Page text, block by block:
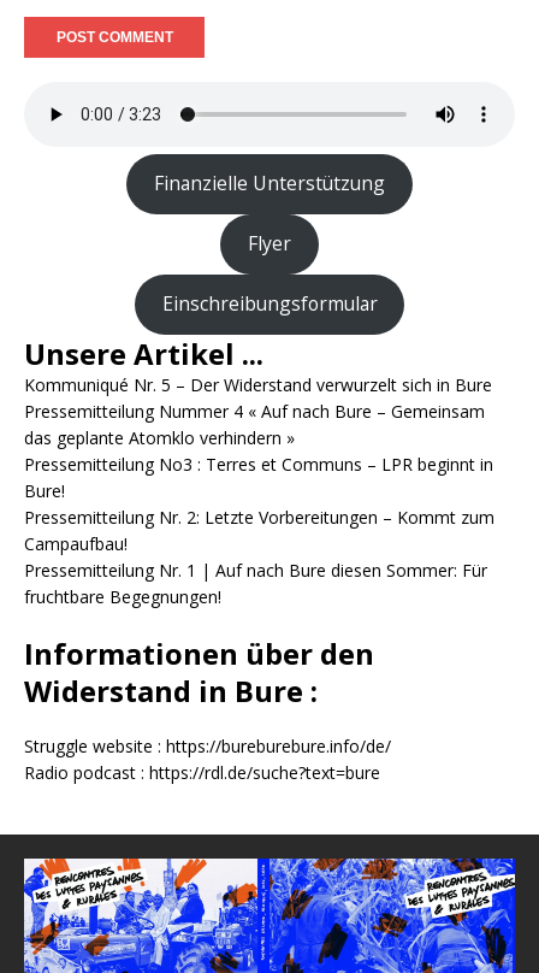
Finanzielle Unterstützung
Flyer
Einschreibungsformular
Unsere Artikel ...
Kommuniqué Nr. 5 – Der Widerstand verwurzelt sich in Bure
Pressemitteilung Nummer 4 « Auf nach Bure – Gemeinsam
das geplante Atomklo verhindern »
Pressemitteilung No3 : Terres et Communs – LPR beginnt in
Bure!
Pressemitteilung Nr. 2: Letzte Vorbereitungen – Kommt zum
Campaufbau!
Pressemitteilung Nr. 1 | Auf nach Bure diesen Sommer: Für
fruchtbare Begegnungen!
Informationen über den
Widerstand in Bure :
Struggle website : https://bureburebure.info/de/
Radio podcast : https://rdl.de/suche?text=bure